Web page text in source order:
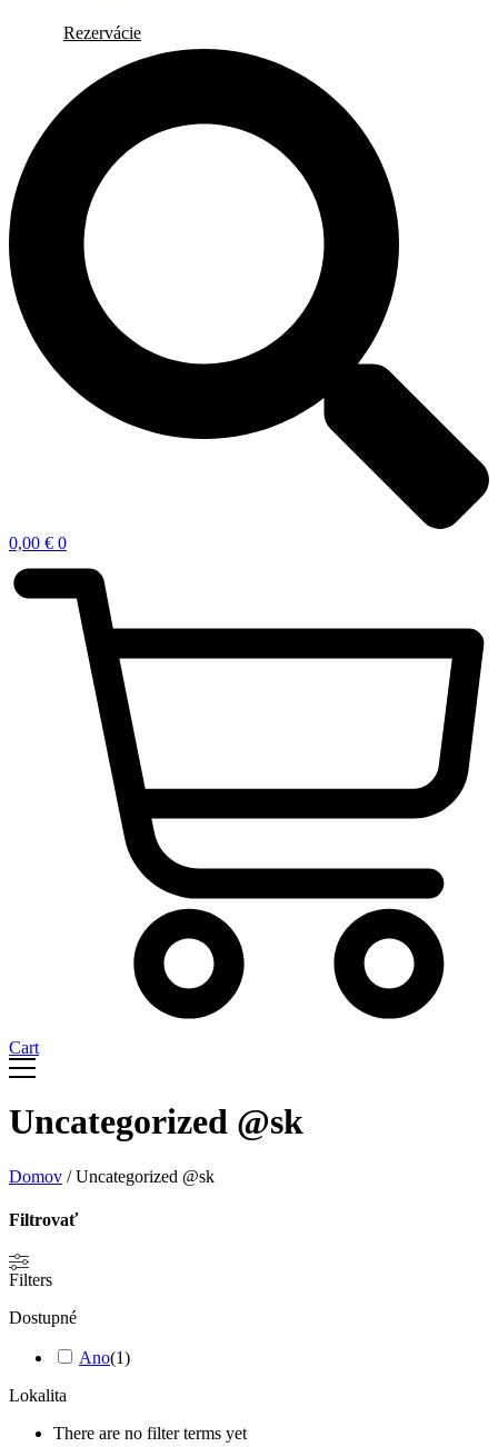
Rezervácie
0,00 € 0
Cart
Uncategorized @sk
Domov / Uncategorized @sk
Filtrovať
Filters
Dostupné
Ano(1)
Lokalita
There are no filter terms yet